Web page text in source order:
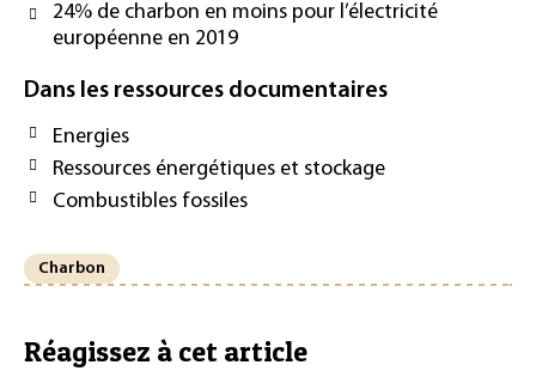
24% de charbon en moins pour l’électricité
européenne en 2019
Dans les ressources documentaires
Energies
Ressources énergétiques et stockage
Combustibles fossiles
Charbon
Réagissez à cet article